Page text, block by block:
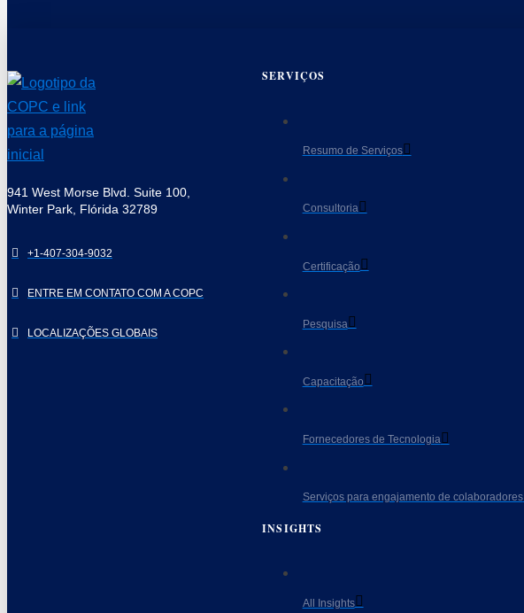
941 West Morse Blvd. Suite 100,
Winter Park, Flórida 32789
+1-407-304-9032
ENTRE EM CONTATO COM A COPC
LOCALIZAÇÕES GLOBAIS
SERVIÇOS
Resumo de Serviços
Consultoria
Certificação
Pesquisa
Capacitação
Fornecedores de Tecnologia
Serviços para engajamento de colaboradores
INSIGHTS
All Insights